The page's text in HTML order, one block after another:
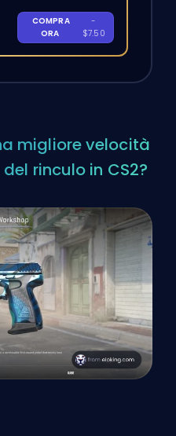
COMPRA
ORA
-
$7.50
migliore velocità
rinculo in CS2?